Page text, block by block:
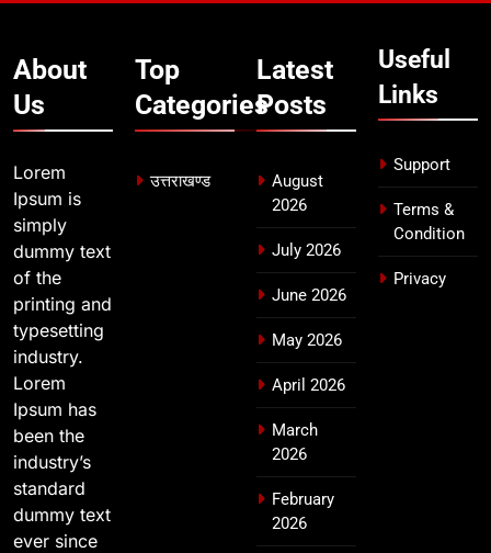
भारी बारिश का अलर्ट! 6 अगस्त को
उत्तराखण्ड
About
Us
Lorem
Ipsum is
simply
dummy text
of the
printing and
typesetting
industry.
Lorem
Ipsum has
been the
industry’s
standard
dummy text
ever since
Top
Categories
उत्तराखण्ड
Latest
Posts
August
2026
July 2026
June 2026
May 2026
April 2026
March
2026
February
2026
Useful
Links
Support
Terms &
Condition
Privacy